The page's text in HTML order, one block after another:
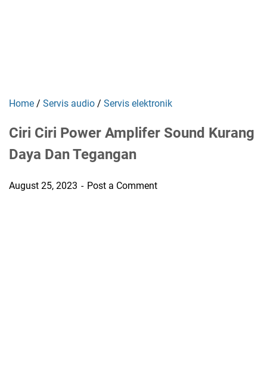
Home / Servis audio / Servis elektronik
Ciri Ciri Power Amplifer Sound Kurang
Daya Dan Tegangan
August 25, 2023 Post a Comment